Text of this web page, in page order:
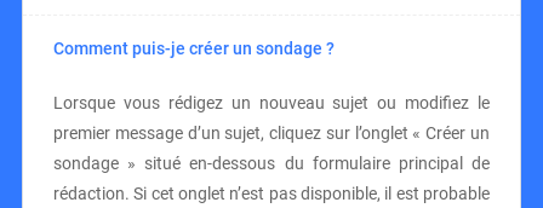
Comment puis-je créer un sondage ?
Lorsque vous rédigez un nouveau sujet ou modifiez le
premier message d’un sujet, cliquez sur l’onglet « Créer un
sondage » situé en-dessous du formulaire principal de
rédaction. Si cet onglet n’est pas disponible, il est probable